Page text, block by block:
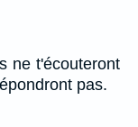
ne t'écouteront
pas.